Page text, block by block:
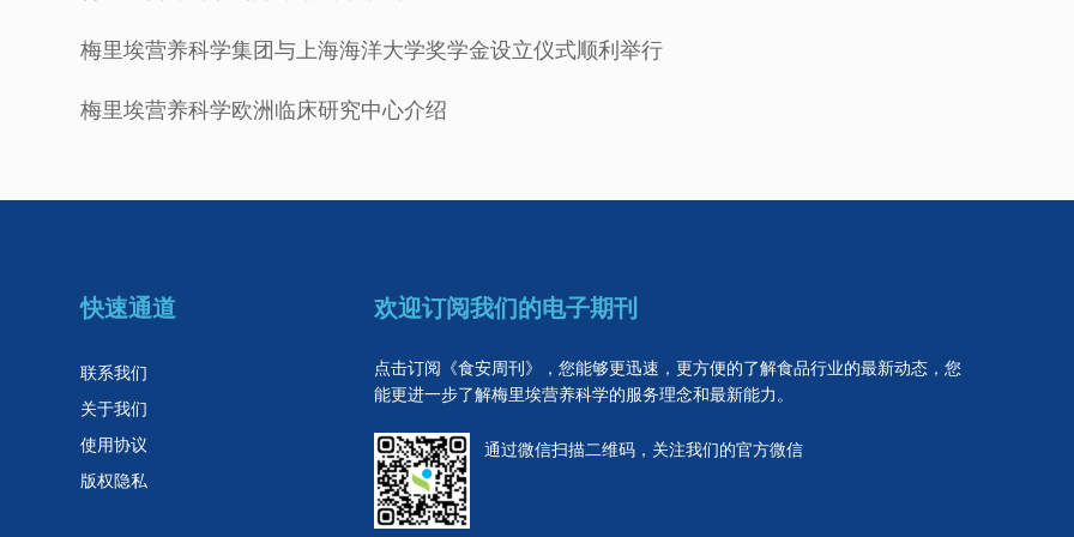
梅里埃营养科学集团与上海海洋大学奖学金设立仪式顺利举行
梅里埃营养科学欧洲临床研究中心介绍
快速通道
联系我们
关于我们
使用协议
版权隐私
欢迎订阅我们的电子期刊
点击订阅《食安周刊》，您能够更迅速，更方便的了解食品行业的最新动态，您
能更进一步了解梅里埃营养科学的服务理念和最新能力。
通过微信扫描二维码，关注我们的官方微信